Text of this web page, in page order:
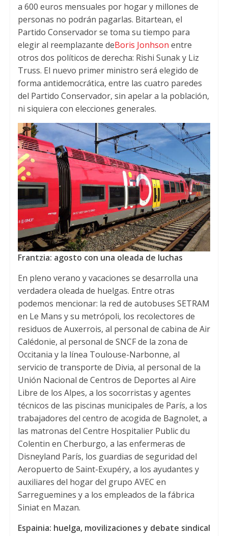
a 600 euros mensuales por hogar y millones de
personas no podrán pagarlas. Bitartean, el
Partido Conservador se toma su tiempo para
elegir al reemplazante deBoris Jonhson entre
otros dos políticos de derecha: Rishi Sunak y Liz
Truss. El nuevo primer ministro será elegido de
forma antidemocrática, entre las cuatro paredes
del Partido Conservador, sin apelar a la población,
ni siquiera con elecciones generales.
Frantzia: agosto con una oleada de luchas
En pleno verano y vacaciones se desarrolla una
verdadera oleada de huelgas. Entre otras
podemos mencionar: la red de autobuses SETRAM
en Le Mans y su metrópoli, los recolectores de
residuos de Auxerrois, al personal de cabina de Air
Calédonie, al personal de SNCF de la zona de
Occitania y la línea Toulouse-Narbonne, al
servicio de transporte de Divia, al personal de la
Unión Nacional de Centros de Deportes al Aire
Libre de los Alpes, a los socorristas y agentes
técnicos de las piscinas municipales de París, a los
trabajadores del centro de acogida de Bagnolet, a
las matronas del Centre Hospitalier Public du
Colentin en Cherburgo, a las enfermeras de
Disneyland París, los guardias de seguridad del
Aeropuerto de Saint-Exupéry, a los ayudantes y
auxiliares del hogar del grupo AVEC en
Sarreguemines y a los empleados de la fábrica
Siniat en Mazan.
Espainia: huelga, movilizaciones y debate sindical